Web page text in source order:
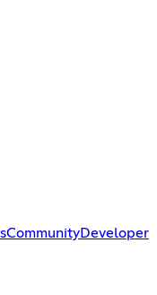
CommunityDeveloper